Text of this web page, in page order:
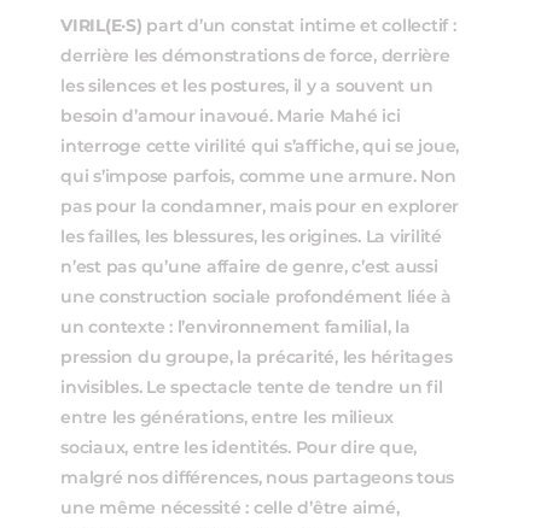
VIRIL(E·S) part d’un constat intime et collectif :
derrière les démonstrations de force, derrière
les silences et les postures, il y a souvent un
besoin d’amour inavoué. Marie Mahé ici
interroge cette virilité qui s’affiche, qui se joue,
qui s’impose parfois, comme une armure. Non
pas pour la condamner, mais pour en explorer
les failles, les blessures, les origines. La virilité
n’est pas qu’une affaire de genre, c’est aussi
une construction sociale profondément liée à
un contexte : l’environnement familial, la
pression du groupe, la précarité, les héritages
invisibles. Le spectacle tente de tendre un fil
entre les générations, entre les milieux
sociaux, entre les identités. Pour dire que,
malgré nos différences, nous partageons tous
une même nécessité : celle d’être aimé,